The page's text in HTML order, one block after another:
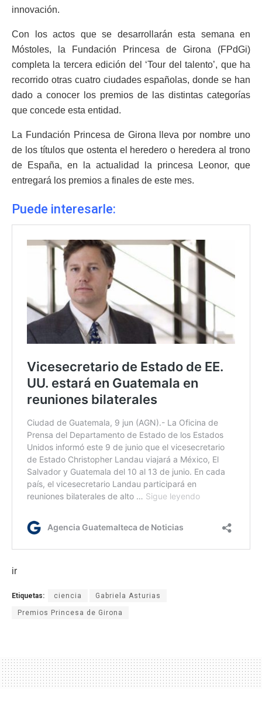
innovación.
Con los actos que se desarrollarán esta semana en
Móstoles, la Fundación Princesa de Girona (FPdGi)
completa la tercera edición del ‘Tour del talento’, que ha
recorrido otras cuatro ciudades españolas, donde se han
dado a conocer los premios de las distintas categorías
que concede esta entidad.
La Fundación Princesa de Girona lleva por nombre uno
de los títulos que ostenta el heredero o heredera al trono
de España, en la actualidad la princesa Leonor, que
entregará los premios a finales de este mes.
Puede interesarle:
ir
Etiquetas: ciencia Gabriela Asturias
Premios Princesa de Girona